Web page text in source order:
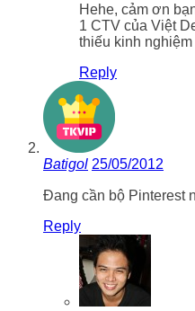
Hehe, cảm ơn
1 CTV của Việt
thiếu kinh
Reply
Batigol 25/05/2012
Đang cần bộ Pinterest
Reply